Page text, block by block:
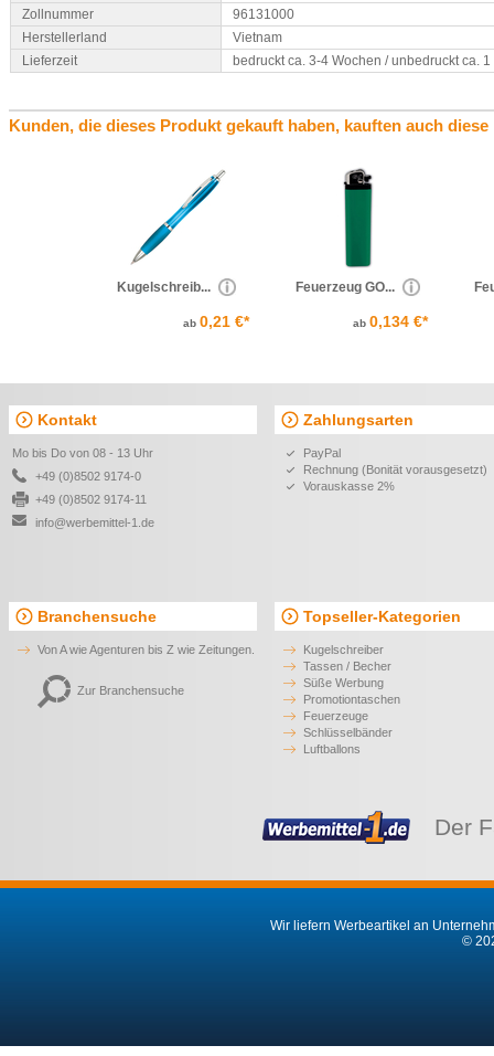
Zollnummer
96131000
Herstellerland
Vietnam
Lieferzeit
bedruckt ca. 3-4 Wochen / unbedruckt ca. 1
Kunden, die dieses Produkt gekauft haben, kauften auch
Kugelschreib...
ab 0,21 €*
Feuerzeug GO...
ab 0,134 €*
Kontakt
Mo bis Do von 08 - 13 Uhr
+49 (0)8502 9174-0
+49 (0)8502 9174-11
info@werbemittel-1.de
Zahlungsarten
PayPal
Rechnung (Bonität vorausgesetzt)
Vorauskasse 2%
Branchensuche
Von A wie Agenturen bis Z wie Zeitungen.
Zur Branchensuche
Topseller-Kategorien
Kugelschreiber
Tassen / Becher
Süße Werbung
Promotiontaschen
Feuerzeuge
Schlüsselbänder
Luftballons
Der
Wir liefern Werbeartikel an
©